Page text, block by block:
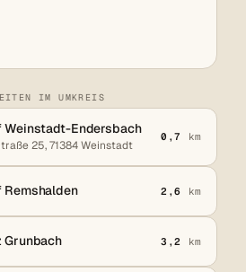
IM UMKREIS
Weinstadt-Endersbach
25, 71384 Weinstadt
0,7 km
2,6 km
3,2 km